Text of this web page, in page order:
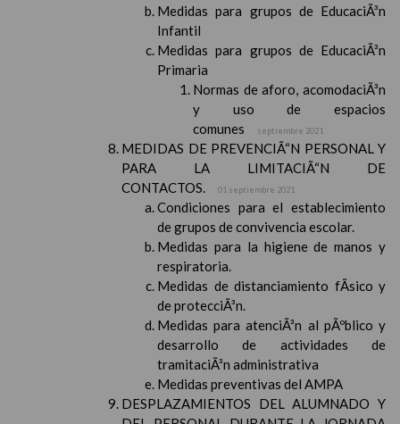
Medidas para grupos de EducaciÃ³n
Infantil
Medidas para grupos de EducaciÃ³n
Primaria
Normas de aforo, acomodaciÃ³n
y uso de espacios
comunes
septiembre 2021
MEDIDAS DE PREVENCIÃ“N PERSONAL Y
PARA LA LIMITACIÃ“N DE
CONTACTOS.
01 septiembre 2021
Condiciones para el establecimiento
de grupos de convivencia escolar.
Medidas para la higiene de manos y
respiratoria.
Medidas de distanciamiento fÃ­sico y
de protecciÃ³n.
Medidas para atenciÃ³n al pÃºblico y
desarrollo de actividades de
tramitaciÃ³n administrativa
Medidas preventivas del AMPA
DESPLAZAMIENTOS DEL ALUMNADO Y